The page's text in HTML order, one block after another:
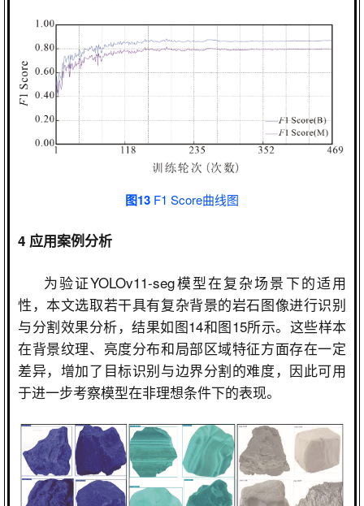
图13 F1 Score曲线图
4 应用案例分析
为验证YOLOv11-seg模型在复杂场景下的适用
性，本文选取若干具有复杂背景的岩石图像进行识别
与分割效果分析，结果如图14和图15所示。这些样本
在背景纹理、亮度分布和局部区域特征方面存在一定
差异，增加了目标识别与边界分割的难度，因此可用
于进一步考察模型在非理想条件下的表现。